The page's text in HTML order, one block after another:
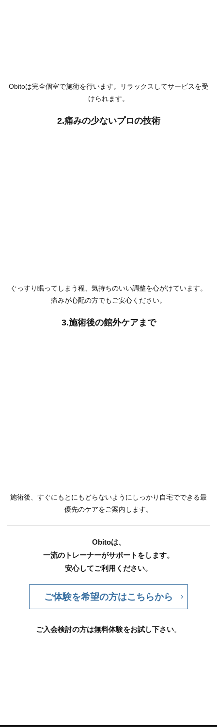
Obitoは完全個室で施術を行います。リラックスしてサービスを受
けられます。
2.痛みの少ないプロの技術
ぐっすり眠ってしまう程、気持ちのいい調整を心がけています。
痛みが心配の方でもご安心ください。
3.施術後の館外ケアまで
施術後、すぐにもとにもどらないようにしっかり自宅でできる最
優先のケアをご案内します。
Obitoは、
一流のトレーナーがサポートをします。
安心してご利用ください。
ご体験を希望の方はこちらから
ご入会検討の方は無料体験をお試し下さい。